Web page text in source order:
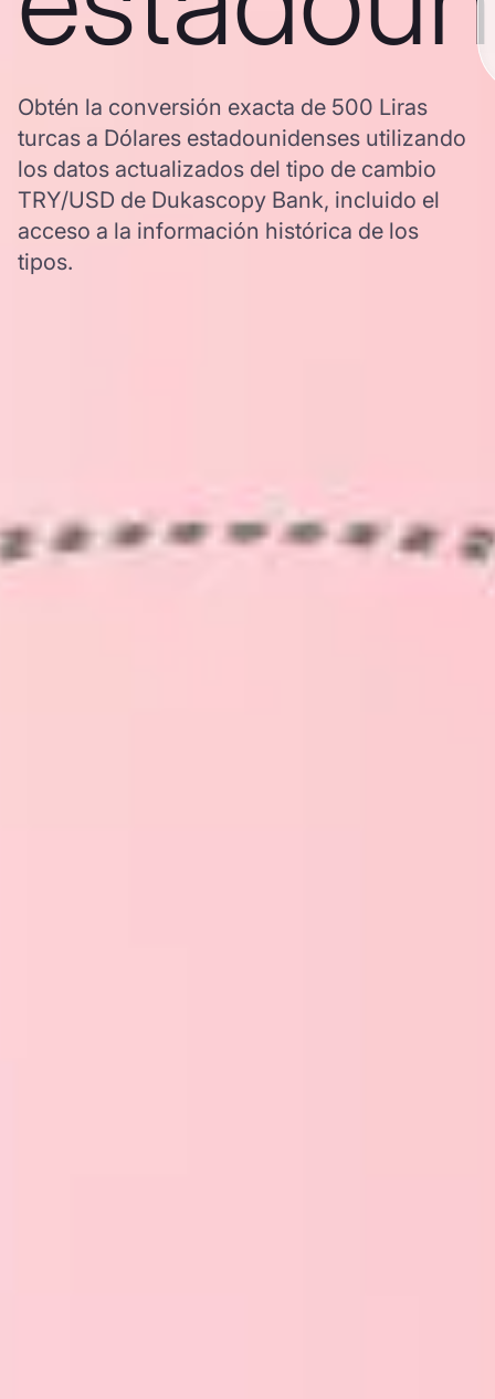
Obtén la conversión exacta de 500 Liras
turcas a Dólares estadounidenses utilizando
los datos actualizados del tipo de cambio
TRY/USD de Dukascopy Bank, incluido el
acceso a la información histórica de los
tipos.